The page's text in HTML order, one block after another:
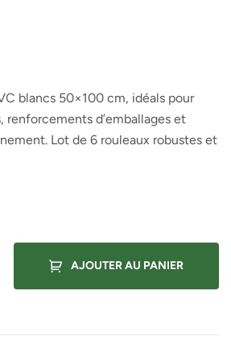
blancs 50×100 cm, idéals pour
renforcements d’emballages et
Lot de 6 rouleaux robustes et
AJOUTER AU PANIER